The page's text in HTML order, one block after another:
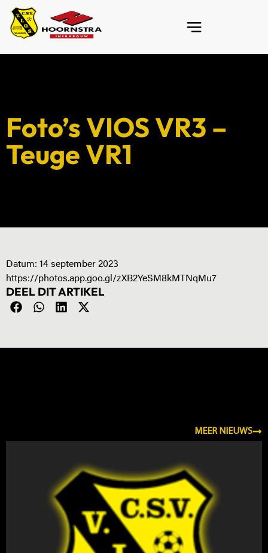
Foto’s VIOS VR3 –
Teuge VR1
Datum: 14 september 2023
https://photos.app.goo.gl/zXB2YeSM8kMTNqMu7
DEEL DIT ARTIKEL
MEER NIEUWS